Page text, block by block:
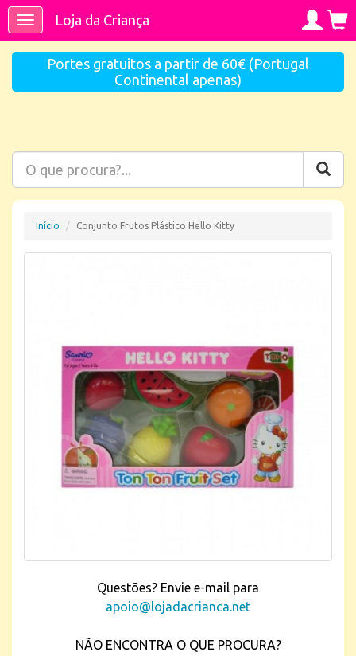
ToggleLoja da Criança
Portes gratuitos a partir de 60€ (Portugal
Continental apenas)
Início Conjunto Frutos Plástico Hello Kitty
Questões? Envie e-mail para
apoio@lojadacrianca.net
NÃO ENCONTRA O QUE PROCURA?